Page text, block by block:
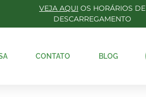
VEJA AQUI OS HORÁRIOS DE
DESCARREGAMENTO
CONTATO BLOG